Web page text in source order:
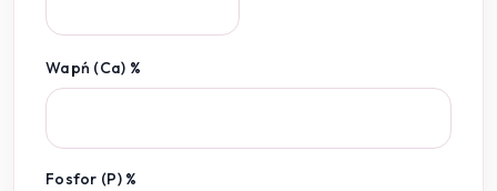
Wapń (Ca) %
Fosfor (P) %